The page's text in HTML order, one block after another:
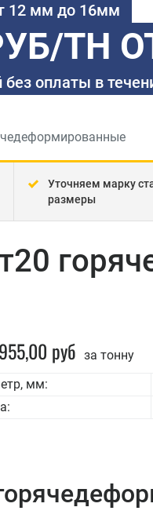
12 мм до 16мм
ТН
без оплаты в
Уточняем марку
размеры
руб за тонну
мм: